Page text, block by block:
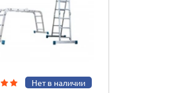
Нет в наличии